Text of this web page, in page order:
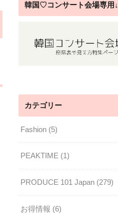
韓国♡コンサート会場専用↓
カテゴリー
Fashion (5)
PEAKTIME (1)
PRODUCE 101 Japan (279)
お得情報 (6)